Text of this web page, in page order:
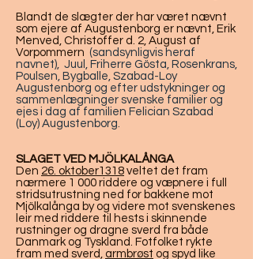
Blandt de slægter der har været nævnt
som ejere af Augustenborg er nævnt, Erik
Menved, Christoffer d. 2, August af
Vorpommern (sandsynligvis heraf
navnet), Juul, Friherre Gösta, Rosenkrans,
Poulsen, Bygballe, Szabad-Loy
Augustenborg og efter udstykninger og
sammenlægninger svenske familier og
ejes i dag af familien Felician Szabad
(Loy) Augustenborg.
SLAGET VED MJÖLKALÅNGA
Den 26. oktober1318 veltet det fram
nærmere 1 000 riddere og væpnere i full
stridsutrustning ned for bakkene mot
Mjölkalånga by og videre mot svenskenes
leir med riddere til hests i skinnende
rustninger og dragne sverd fra både
Danmark og Tyskland. Fotfolket rykte
fram med sverd, armbrøst og spyd like